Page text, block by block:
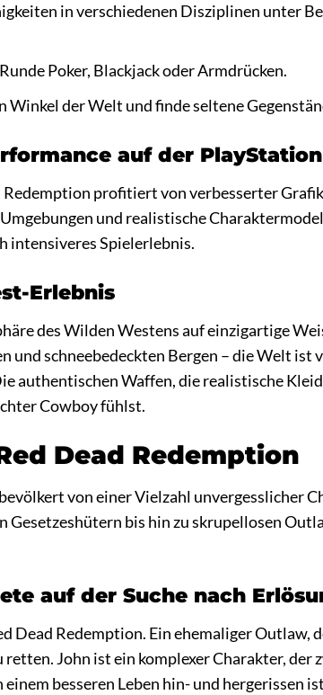
in verschiedenen Disziplinen unter
Poker, Blackjack oder Armdrücken.
Winkel der Welt und finde seltene
auf der
profitiert von verbesserter
und realistische
intensiveres Spielerlebnis.
Erlebnis
des Wilden Westens auf einzigartige
und schneebedeckten Bergen – die Welt ist
authentischen Waffen, die realistische
Cowboy fühlst.
Dead Redemption
von einer Vielzahl unvergesslicher
Gesetzeshütern bis hin zu skrupellosen
auf der Suche nach
Dead Redemption. Ein ehemaliger Outlaw,
retten. John ist ein komplexer Charakter,
besseren Leben hin- und hergerissen